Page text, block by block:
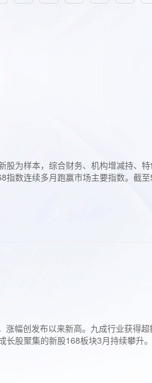
为样本，综合财务、机构增减持、
数连续多月跑赢市场主要指数。截
幅创发布以来新高。九成行业获得
长股聚集的新股168板块3月持续攀升